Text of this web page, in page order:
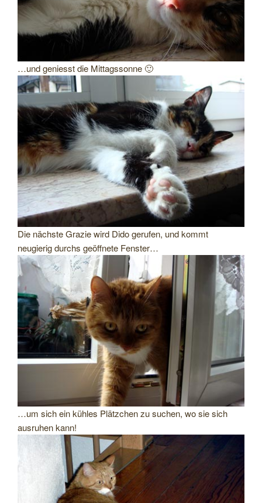
…und geniesst die Mittagssonne 🙂
Die nächste Grazie wird Dido gerufen, und kommt
neugierig durchs geöffnete Fenster…
…um sich ein kühles Plätzchen zu suchen, wo sie sich
ausruhen kann!